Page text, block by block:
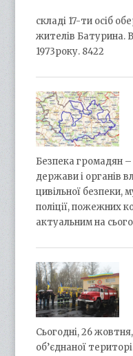
складі 17-ти осіб
жителів Батурина.
1973року. 8422
Безпека громадян
держави і органів
цивільної безпеки,
поліції, пожежних
актуальним на
Сьогодні, 26 жовтня,
об’єднаної